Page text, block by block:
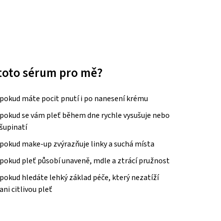
sérum pro mě?
máte pocit pnutí i po nanesení krému
se vám pleť během dne rychle vysušuje nebo
make-up zvýrazňuje linky a suchá místa
pleť působí unaveně, mdle a ztrácí pružnost
hledáte lehký základ péče, který nezatíží
citlivou pleť